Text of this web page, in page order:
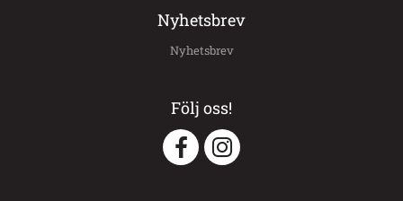
Nyhetsbrev
Nyhetsbrev
Följ oss!